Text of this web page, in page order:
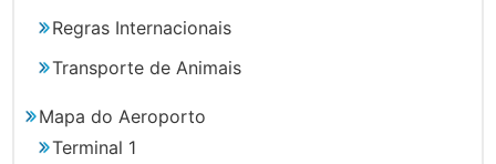
Regras Internacionais
Transporte de Animais
Mapa do Aeroporto
Terminal 1